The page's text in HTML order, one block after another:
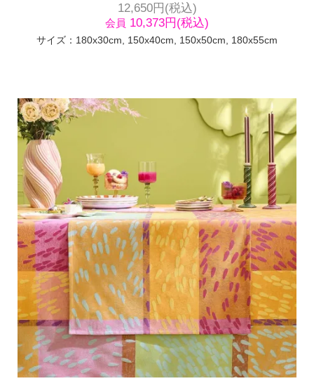
12,650円(税込)
会員 10,373円(税込)
サイズ：180x30cm, 150x40cm, 150x50cm, 180x55cm